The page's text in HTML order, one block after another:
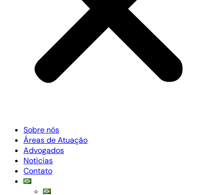
Sobre nós
Áreas de Atuação
Advogados
Notìcias
Contato